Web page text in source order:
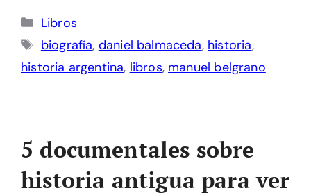
Categorías
Libros
Etiquetas
biografía, daniel balmaceda, historia,
historia argentina, libros, manuel belgrano
5 documentales sobre
historia antigua para ver